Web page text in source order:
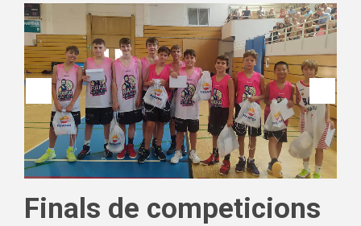
Finals de competicions